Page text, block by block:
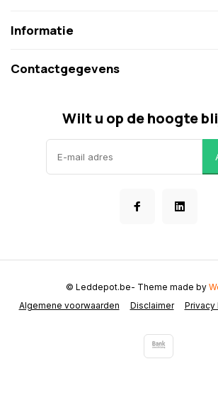
Informatie
Contactgegevens
Wilt u op de hoogte
Algemene voorwaarden Disclaimer Privacy
© Leddepot.be- Theme made by